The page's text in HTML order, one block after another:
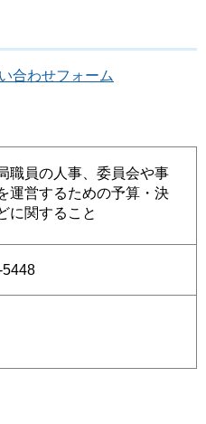
合わせフォーム
職員の人事、委員会や事
運営するための予算・決
に関すること